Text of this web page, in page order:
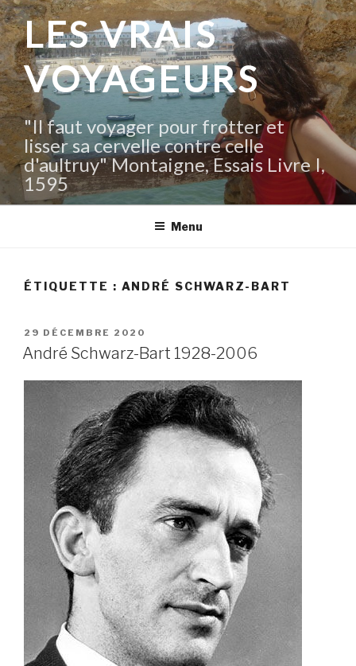
Aller
au
contenu
principal
LES VRAIS
VOYAGEURS
"Il faut voyager pour frotter et
lisser sa cervelle contre celle
d'aultruy" Montaigne, Essais Livre I,
1595
Menu
ÉTIQUETTE : ANDRÉ SCHWARZ-BART
PUBLIÉ
LE
29 DÉCEMBRE 2020
André Schwarz-Bart 1928-2006